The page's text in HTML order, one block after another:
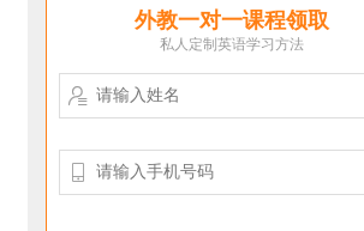
外教一对一课程领取
私人定制英语学习方法

